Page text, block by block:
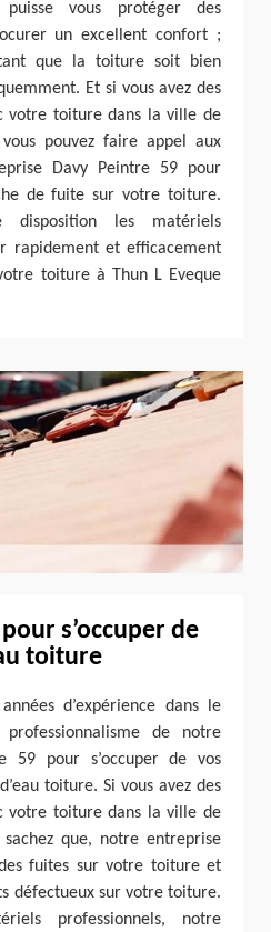
vous protéger des
un excellent confort ;
que la toiture soit bien
Et si vous avez des
votre toiture dans la ville de
vous pouvez faire appel aux
Davy Peintre 59 pour
de fuite sur votre toiture.
les matériels
rapidement et efficacement
toiture à Thun L Eveque
s’occuper de
toiture
d’expérience dans le
de notre
59 pour s’occuper de vos
toiture. Si vous avez des
votre toiture dans la ville de
sachez que, notre entreprise
fuites sur votre toiture et
défectueux sur votre toiture.
professionnels, notre